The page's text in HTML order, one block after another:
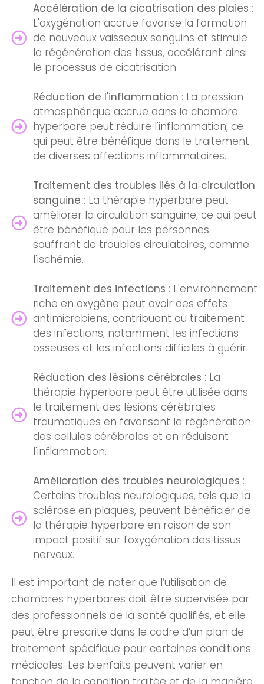
Accélération de la cicatrisation des plaies :
L'oxygénation accrue favorise la formation
de nouveaux vaisseaux sanguins et stimule
la régénération des tissus, accélérant ainsi
le processus de cicatrisation.
Réduction de l'inflammation : La pression
atmosphérique accrue dans la chambre
hyperbare peut réduire l'inflammation, ce
qui peut être bénéfique dans le traitement
de diverses affections inflammatoires.
Traitement des troubles liés à la circulation
sanguine : La thérapie hyperbare peut
améliorer la circulation sanguine, ce qui peut
être bénéfique pour les personnes
souffrant de troubles circulatoires, comme
l'ischémie.
Traitement des infections : L'environnement
riche en oxygène peut avoir des effets
antimicrobiens, contribuant au traitement
des infections, notamment les infections
osseuses et les infections difficiles à guérir.
Réduction des lésions cérébrales : La
thérapie hyperbare peut être utilisée dans
le traitement des lésions cérébrales
traumatiques en favorisant la régénération
des cellules cérébrales et en réduisant
l'inflammation.
Amélioration des troubles neurologiques :
Certains troubles neurologiques, tels que la
sclérose en plaques, peuvent bénéficier de
la thérapie hyperbare en raison de son
impact positif sur l'oxygénation des tissus
nerveux.
Il est important de noter que l’utilisation de
chambres hyperbares doit être supervisée par
des professionnels de la santé qualifiés, et elle
peut être prescrite dans le cadre d’un plan de
traitement spécifique pour certaines conditions
médicales. Les bienfaits peuvent varier en